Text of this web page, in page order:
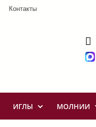
Контакты
ИГЛЫ МОЛНИИ